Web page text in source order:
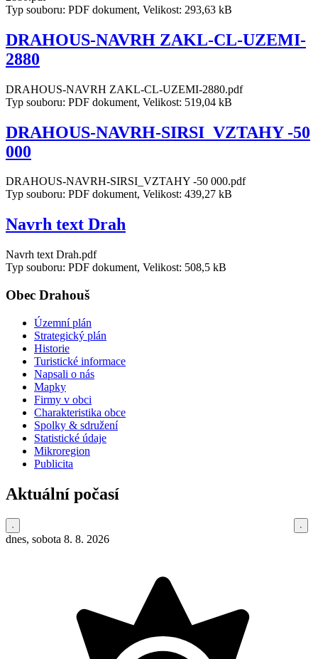
Typ souboru: PDF dokument, Velikost: 293,63 kB
DRAHOUS-NAVRH ZAKL-CL-UZEMI-
2880
DRAHOUS-NAVRH ZAKL-CL-UZEMI-2880.pdf
Typ souboru: PDF dokument, Velikost: 519,04 kB
DRAHOUS-NAVRH-SIRSI_VZTAHY -50
000
DRAHOUS-NAVRH-SIRSI_VZTAHY -50 000.pdf
Typ souboru: PDF dokument, Velikost: 439,27 kB
Navrh text Drah
Navrh text Drah.pdf
Typ souboru: PDF dokument, Velikost: 508,5 kB
Obec Drahouš
Územní plán
Strategický plán
Historie
Turistické informace
Napsali o nás
Mapky
Firmy v obci
Charakteristika obce
Spolky & sdružení
Statistické údaje
Mikroregion
Publicita
Aktuální počasí
dnes, sobota 8. 8. 2026